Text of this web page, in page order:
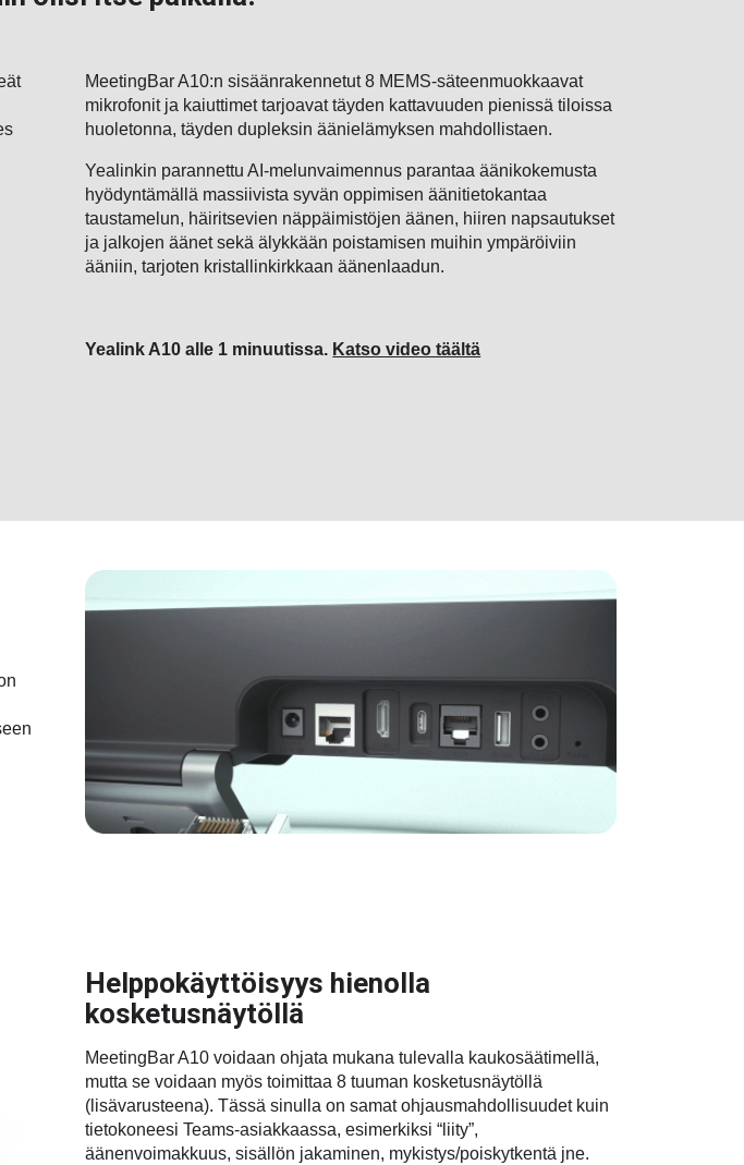
MeetingBar A10:n sisäänrakennetut 8 MEMS-säteenmuokkaavat
mikrofonit ja kaiuttimet tarjoavat täyden kattavuuden pienissä tiloissa
huoletonna, täyden dupleksin äänielämyksen mahdollistaen.
Yealinkin parannettu AI-melunvaimennus parantaa äänikokemusta
hyödyntämällä massiivista syvän oppimisen äänitietokantaa
taustamelun, häiritsevien näppäimistöjen äänen, hiiren napsautukset
ja jalkojen äänet sekä älykkään poistamisen muihin ympäröiviin
ääniin, tarjoten kristallinkirkkaan äänenlaadun.
Yealink A10 alle 1 minuutissa. Katso video täältä
Helppokäyttöisyys hienolla
kosketusnäytöllä
MeetingBar A10 voidaan ohjata mukana tulevalla kaukosäätimellä,
mutta se voidaan myös toimittaa 8 tuuman kosketusnäytöllä
(lisävarusteena). Tässä sinulla on samat ohjausmahdollisuudet kuin
tietokoneesi Teams-asiakkaassa, esimerkiksi “liity”,
äänenvoimakkuus, sisällön jakaminen, mykistys/poiskytkentä jne.